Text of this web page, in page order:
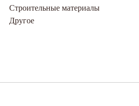
Строительные материалы
Другое